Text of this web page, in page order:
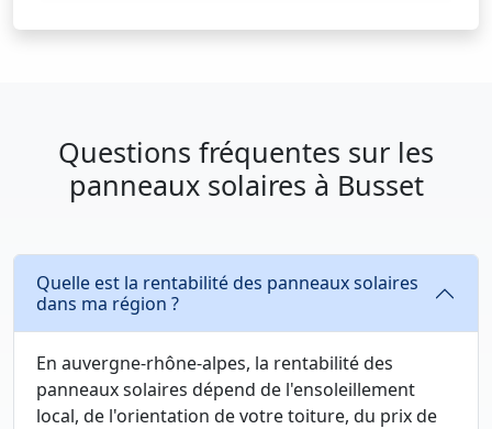
Questions fréquentes sur les
panneaux solaires à Busset
Quelle est la rentabilité des panneaux solaires
dans ma région ?
En auvergne-rhône-alpes, la rentabilité des
panneaux solaires dépend de l'ensoleillement
local, de l'orientation de votre toiture, du prix de